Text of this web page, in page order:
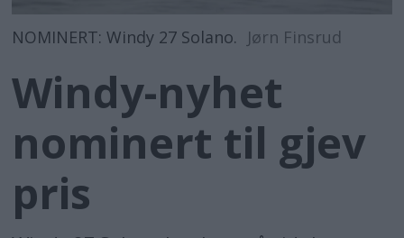
NOMINERT: Windy 27 Solano. Jørn Finsrud
Windy-nyhet
nominert til gjev
pris